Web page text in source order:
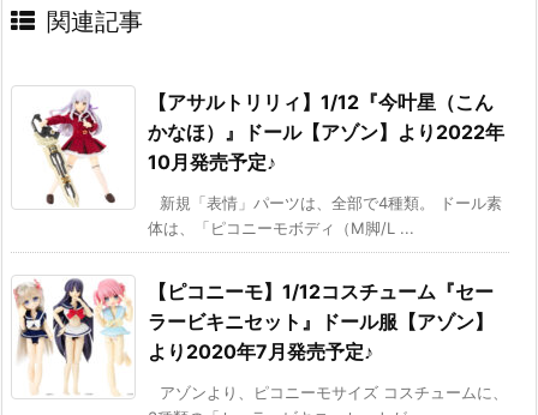
関連記事
【アサルトリリィ】1/12『今叶星（こん
かなほ）』ドール【アゾン】より2022年
10月発売予定♪
新規「表情」パーツは、全部で4種類。 ドール素
体は、「ピコニーモボディ（M脚/L ...
【ピコニーモ】1/12コスチューム『セー
ラービキニセット』ドール服【アゾン】
より2020年7月発売予定♪
アゾンより、ピコニーモサイズ コスチュームに、